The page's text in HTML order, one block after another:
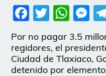
Facebook
Twitter
Por no pagar 3.5
regidores, el
Ciudad de Tlaxiaco,
detenido por